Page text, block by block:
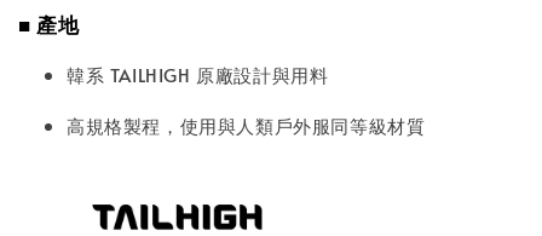
■ 產地
韓系 TAILHIGH 原廠設計與用料
高規格製程，使用與人類戶外服同等級材質